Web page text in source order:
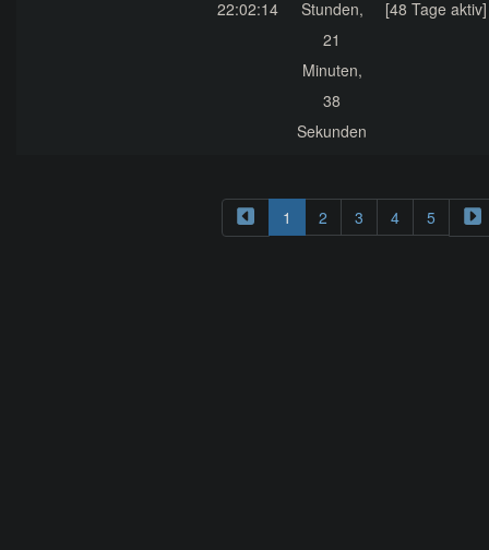
22:02:14
Stunden,
21
Minuten,
38
Sekunden
[48 Tage aktiv]
1 2 3 4 5